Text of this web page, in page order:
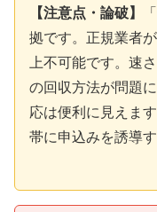
【注意点・論破】
拠です。正規業者
上不可能です。速
の回収方法が問題
応は便利に見えま
帯に申込みを誘導